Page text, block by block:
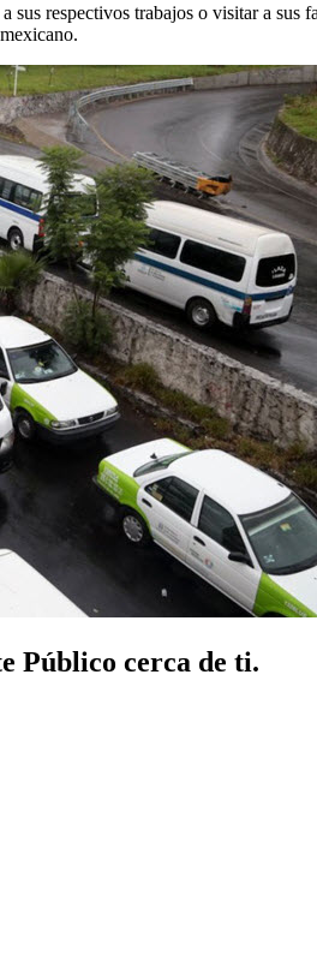
sus respectivos trabajos o visitar a
Público cerca de ti.